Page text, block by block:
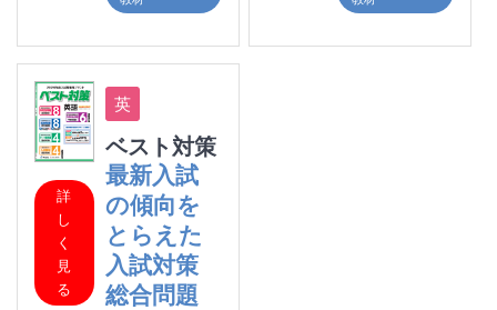
詳
し
く
見
る
ベスト対策
最新入試
の傾向を
とらえた
入試対策
総合問題